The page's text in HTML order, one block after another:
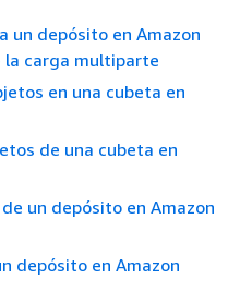
un depósito en Amazon
carga multiparte
en una cubeta en
de una cubeta en
un depósito en Amazon
depósito en Amazon